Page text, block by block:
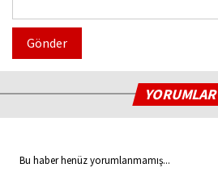
Gönder
YORUMLAR
Bu haber henüz yorumlanmamış...